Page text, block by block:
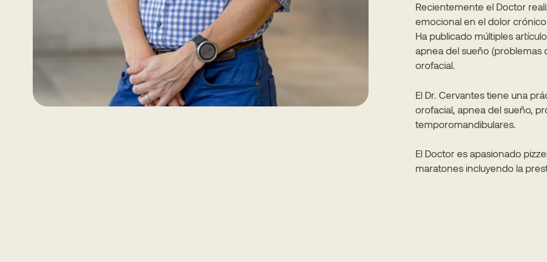
Recientemente el Doctor
emocional en el dolor crónico
Ha publicado múltiples
apnea del sueño (problemas
orofacial.
El Dr. Cervantes tiene una
orofacial, apnea del sueño,
temporomandibulares.
El Doctor es apasionado
maratones incluyendo la